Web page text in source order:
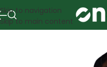
Skip to navigation
Skip to main content